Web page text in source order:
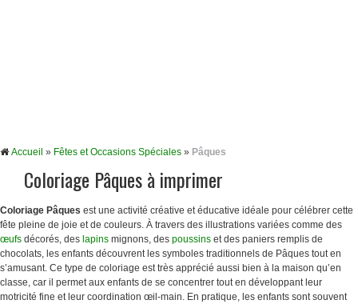
Accueil » Fêtes et Occasions Spéciales » Pâques
Coloriage Pâques à imprimer
Coloriage Pâques est une activité créative et éducative idéale pour célébrer cette
fête pleine de joie et de couleurs. À travers des illustrations variées comme des
œufs décorés, des lapins mignons, des poussins et des paniers remplis de
chocolats, les enfants découvrent les symboles traditionnels de Pâques tout en
s’amusant. Ce type de coloriage est très apprécié aussi bien à la maison qu’en
classe, car il permet aux enfants de se concentrer tout en développant leur
motricité fine et leur coordination œil-main. En pratique, les enfants sont souvent